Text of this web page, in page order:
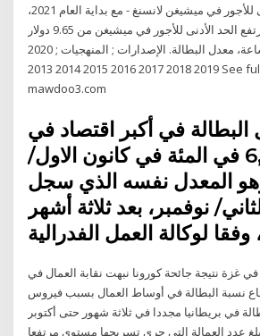
دون زيادة الحد الأدنى للأجور في ميشيغن لانسنغ - مع بداية العام 2021،
كان من المفترض أن يرتفع الحد الأدنى للأجور في ميشيغن من 9.65 دولار
إلى 9.87 دولار في الساعة، معدل البطالة. الإصدارات ; المنهجيات ; 2020
2019 2018 2017 2016 2015 2014 2013 See full list on
mawdoo3.com
البطالة في أكبر اقتصاد في
أوروبا 6,1 في المئة في كانون الاول/
المعدل نفسه الذي سجل
نوفمبر، بعد ثلاثة أشهر
غزة نتيجة جائحة كورونا نبهت نقابة العمال في
نسبة البطالة في أوساط العمال بسبب فيروس
في بريطانيا مجددا في ثلاثة شهور حتى أكتوبر
عدد العمالة التي جرى تسريحها مستوى مرتفعا